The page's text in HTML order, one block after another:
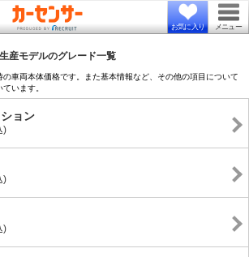
お気に入り メニュー
産モデルのグレード一覧
車両本体価格です。また基本情報など、その他の項目について
います。
ョン
)
)
)